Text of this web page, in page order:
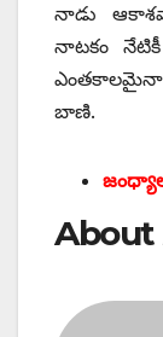
నాడు
నాటకం
ఎంతకాలమైనా
బాణి.
About